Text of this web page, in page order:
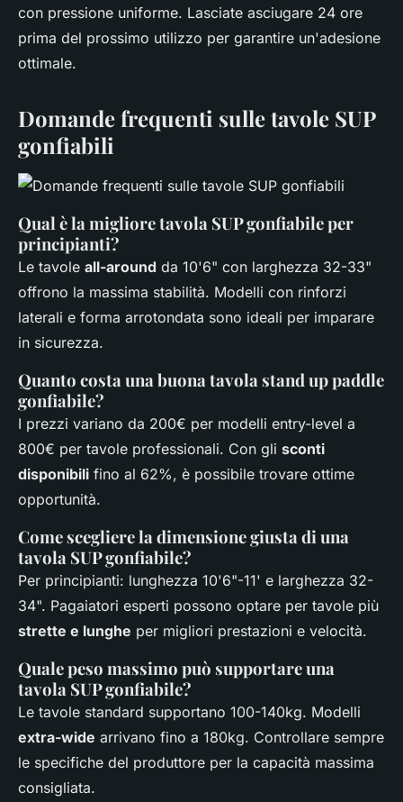
con pressione uniforme. Lasciate asciugare 24 ore
prima del prossimo utilizzo per garantire un'adesione
ottimale.
Domande frequenti sulle tavole SUP
gonfiabili
Qual è la migliore tavola SUP gonfiabile per
principianti?
Le tavole all-around da 10'6" con larghezza 32-33"
offrono la massima stabilità. Modelli con rinforzi
laterali e forma arrotondata sono ideali per imparare
in sicurezza.
Quanto costa una buona tavola stand up paddle
gonfiabile?
I prezzi variano da 200€ per modelli entry-level a
800€ per tavole professionali. Con gli sconti
disponibili fino al 62%, è possibile trovare ottime
opportunità.
Come scegliere la dimensione giusta di una
tavola SUP gonfiabile?
Per principianti: lunghezza 10'6"-11' e larghezza 32-
34". Pagaiatori esperti possono optare per tavole più
strette e lunghe per migliori prestazioni e velocità.
Quale peso massimo può supportare una
tavola SUP gonfiabile?
Le tavole standard supportano 100-140kg. Modelli
extra-wide arrivano fino a 180kg. Controllare sempre
le specifiche del produttore per la capacità massima
consigliata.